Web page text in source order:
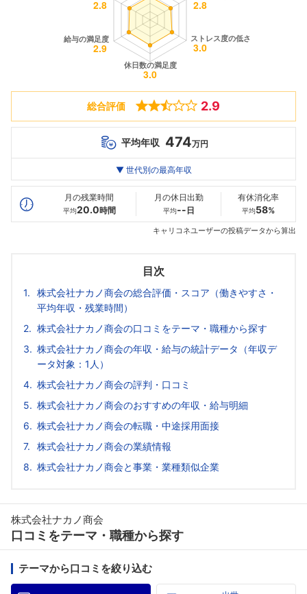
総合評価 2.9
平均年収 474万円
最高年収
20代
474万
30代
--万
--万
▼ 世代別の最高年収
月の残業時間
平均20.0時間
月の休日出勤
平均-- 日
有休消化率
平均58%
キャリコネユーザーの投稿データから算出
目次
株式会社ナカノ商会の総合評価・スコア（働きやすさ・
平均年収・残業時間）
株式会社ナカノ商会の口コミをテーマ・職種から探す
株式会社ナカノ商会の年収・給与の統計データ（年収デ
ータ対象：1人）
株式会社ナカノ商会の評判・口コミ
株式会社ナカノ商会のおすすめの年収・給与明細
株式会社ナカノ商会の転職・中途採用面接
株式会社ナカノ商会の業績情報
株式会社ナカノ商会と事業・業種類似企業
株式会社ナカノ商会
口コミをテーマ・職種から探す
テーマから口コミを絞り込む